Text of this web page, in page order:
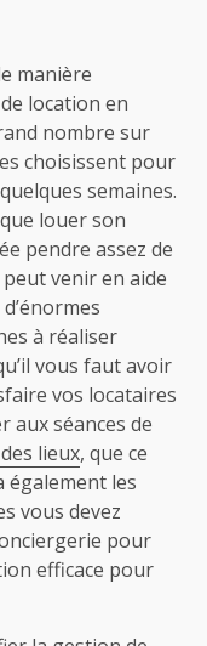
manière
location en
nombre sur
choisissent pour
semaines.
louer son
pendre assez de
venir en aide
à réaliser
vous faut avoir
vos locataires
aux séances de
lieux, que ce
également les
vous devez
pour
efficace pour